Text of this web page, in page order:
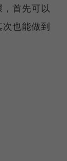
首先可以
也能做到